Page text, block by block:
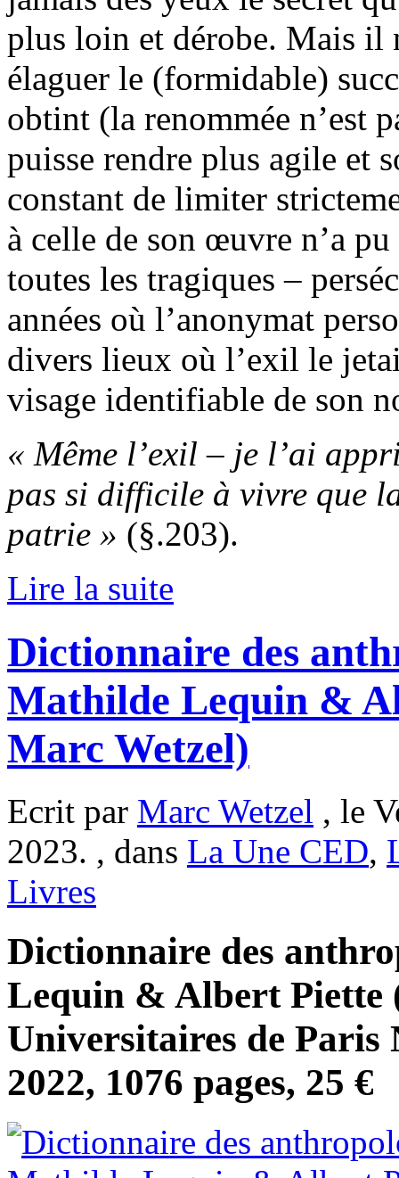
plus loin et dérobe. Mais il
élaguer le (formidable)
obtint (la renommée n’est
puisse rendre plus agile et
constant de limiter
à celle de son œuvre n’a pu
toutes les tragiques –
années où l’anonymat
divers lieux où l’exil le
visage identifiable de son
« Même l’exil – je l’ai
pas si difficile à vivre que
patrie » (§.203).
Lire la suite
Dictionnaire des
Mathilde Lequin &
Marc Wetzel)
Ecrit par Marc Wetzel , le
2023. , dans La Une CED,
Livres
Dictionnaire des
Lequin & Albert Piette
Universitaires de Paris
2022, 1076 pages, 25 €